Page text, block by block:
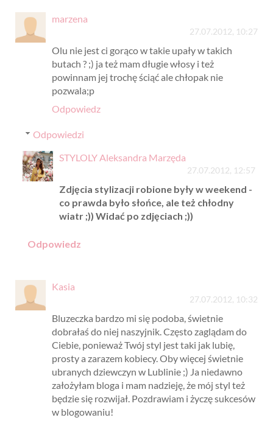
marzena
27.07.2012, 10:27
Olu nie jest ci gorąco w takie upały w takich
butach ? ;) ja też mam długie włosy i też
powinnam jej trochę ściąć ale chłopak nie
pozwala;p
Odpowiedz
Odpowiedzi
STYLOLY Aleksandra Marzęda
27.07.2012, 12:57
Zdjęcia stylizacji robione były w weekend -
co prawda było słońce, ale też chłodny
wiatr ;)) Widać po zdjęciach ;))
Odpowiedz
Kasia
27.07.2012, 10:32
Bluzeczka bardzo mi się podoba, świetnie
dobrałaś do niej naszyjnik. Często zaglądam do
Ciebie, ponieważ Twój styl jest taki jak lubię,
prosty a zarazem kobiecy. Oby więcej świetnie
ubranych dziewczyn w Lublinie ;) Ja niedawno
założyłam bloga i mam nadzieję, że mój styl też
będzie się rozwijał. Pozdrawiam i życzę sukcesów
w blogowaniu!